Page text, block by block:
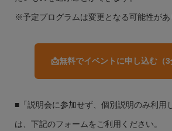
※予定プログラムは変更となる可能性があ
📩無料でイベントに申し込む（3
■「説明会に参加せず、個別説明のみ利用
は、下記のフォームをご利用ください。